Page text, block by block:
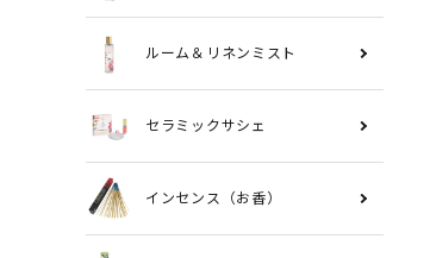
ルーム＆リネンミスト
セラミックサシェ
インセンス（お香）